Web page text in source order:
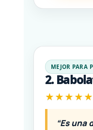
MEJOR PARA
2.
★★★★★
“Es una